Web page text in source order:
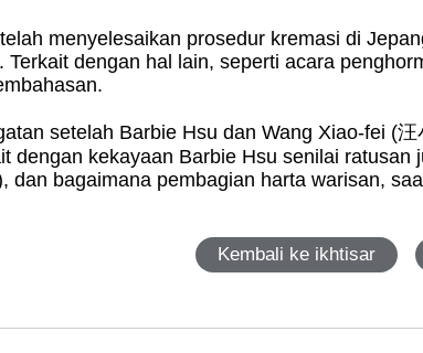
menyelesaikan prosedur kremasi di
Terkait dengan hal lain, seperti acara
setelah Barbie Hsu dan Wang Xiao-fei (
dengan kekayaan Barbie Hsu senilai ratusan
dan bagaimana pembagian harta warisan,
Kembali ke ikhtisar